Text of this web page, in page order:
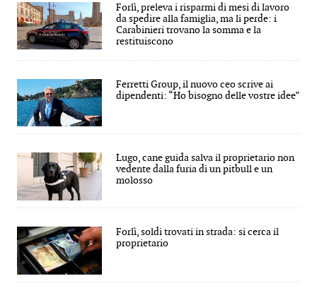
Forlì, preleva i risparmi di mesi di lavoro
da spedire alla famiglia, ma li perde: i
Carabinieri trovano la somma e la
restituiscono
Ferretti Group, il nuovo ceo scrive ai
dipendenti: “Ho bisogno delle vostre idee”
Lugo, cane guida salva il proprietario non
vedente dalla furia di un pitbull e un
molosso
Forlì, soldi trovati in strada: si cerca il
proprietario